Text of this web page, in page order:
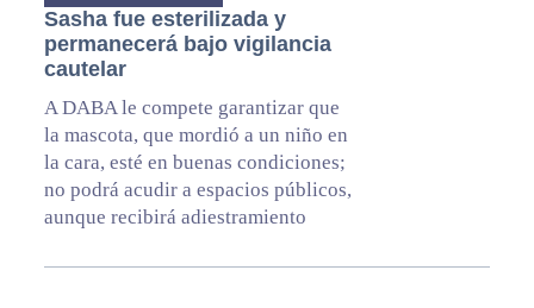
Sasha fue esterilizada y
permanecerá bajo vigilancia
cautelar
A DABA le compete garantizar que
la mascota, que mordió a un niño en
la cara, esté en buenas condiciones;
no podrá acudir a espacios públicos,
aunque recibirá adiestramiento